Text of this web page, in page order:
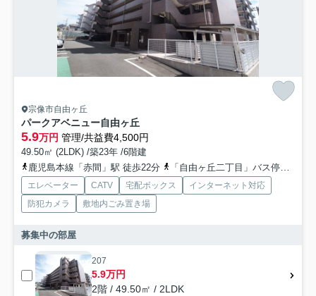
宗像市自由ヶ丘
パークアベニュー自由ヶ丘
5.9万円 管理/共益費4,500円
49.50㎡ (2LDK) /築23年 /6階建
鹿児島本線「赤間」駅 徒歩22分
「自由ヶ丘二丁目」バス停下車 徒歩3分
エレベーター CATV 宅配ボックス
インターネット対応
防犯カメラ
敷地内ごみ置き場
募集中の部屋
207
5.9万円
2階 / 49.50㎡ / 2LDK